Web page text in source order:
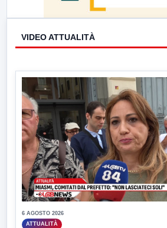
VIDEO ATTUALITÀ
6 AGOSTO 2026
ATTUALITÀ